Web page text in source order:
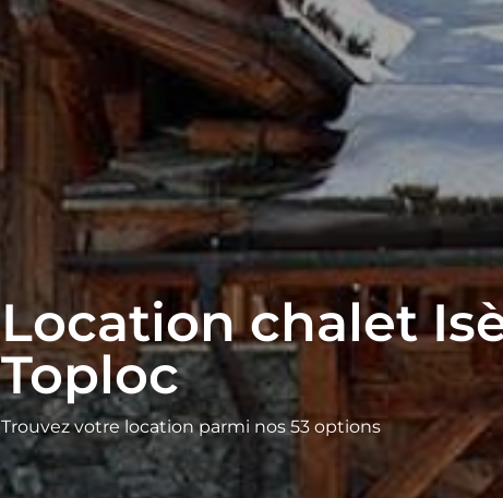
Location chalet
Toploc
Trouvez votre location parmi nos 53 options